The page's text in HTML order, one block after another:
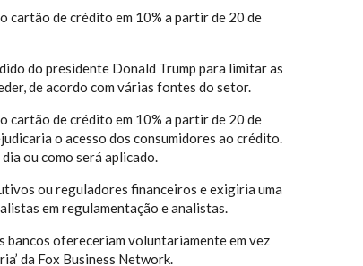
cartão de crédito em 10% a partir de 20 de
do presidente Donald Trump para ‌limitar as
de acordo com várias fontes do setor.
cartão de crédito em 10% a partir de 20 de
o acesso dos consumidores ao crédito.
ou como será aplicado.
ou reguladores financeiros e exigiria uma
em regulamentação e analistas.
bancos ofereceriam ‌voluntariamente em vez
da Fox Business Network.